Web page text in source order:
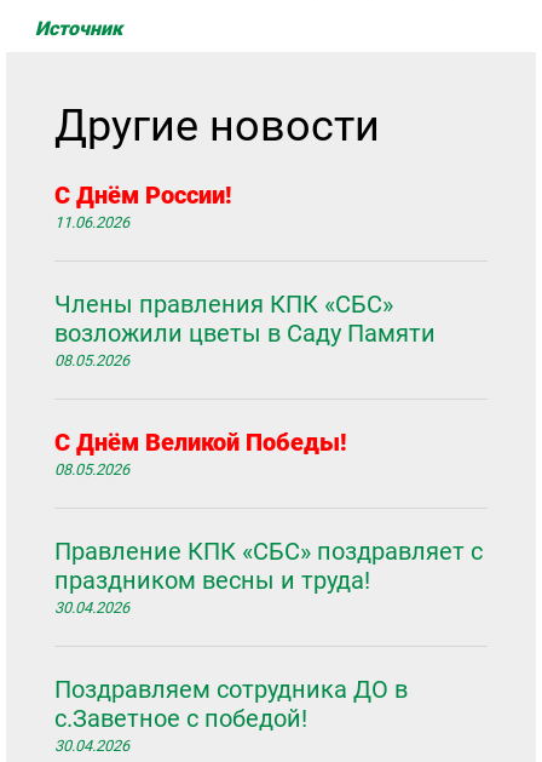
Источник
Другие новости
С Днём России!
11.06.2026
Члены правления КПК «СБС»
возложили цветы в Саду Памяти
08.05.2026
С Днём Великой Победы!
08.05.2026
Правление КПК «СБС» поздравляет с
праздником весны и труда!
30.04.2026
Поздравляем сотрудника ДО в
с.Заветное с победой!
30.04.2026